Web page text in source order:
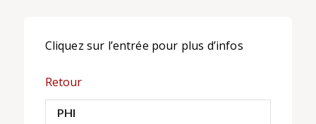
Cliquez sur l’entrée pour plus d’infos
Retour
PHI